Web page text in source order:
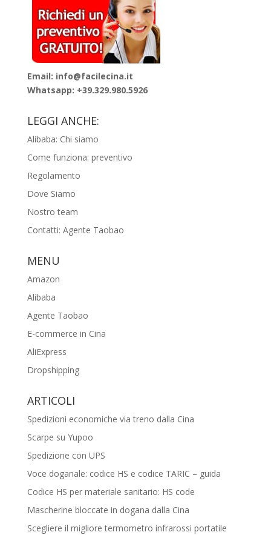
Email: info@facilecina.it
Whatsapp: +39.329.980.5926
LEGGI ANCHE:
Alibaba: Chi siamo
Come funziona: preventivo
Regolamento
Dove Siamo
Nostro team
Contatti: Agente Taobao
MENU
Amazon
Alibaba
Agente Taobao
E-commerce in Cina
AliExpress
Dropshipping
ARTICOLI
Spedizioni economiche via treno dalla Cina
Scarpe su Yupoo
Spedizione con UPS
Voce doganale: codice HS e codice TARIC – guida
Codice HS per materiale sanitario: HS code
Mascherine bloccate in dogana dalla Cina
Scegliere il migliore termometro infrarossi portatile